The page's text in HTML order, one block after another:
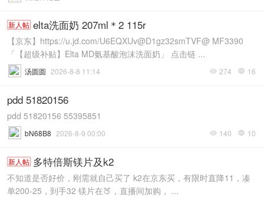
新人帖 elta洗面奶 207ml＊2 115r
【京东】https://u.jd.com/U6EQXUv@D1gz32smTVF@ MF3390
「【超级补贴】Elta MD氨基酸泡沫洗面奶」 点击链 ...
 274  16
汤圆圆 2026-8-8 11:14
pdd 51820156
pdd 51820156 55395851
 140  10
bN68B8 2026-8-9 00:00
新人帖 多特倍斯镁片及k2
不知道是否好价，刚需就自己买了 k2在京东买，有限时直降11，凑
单200-25，到手32 镁片在🍑，直播间加购， ...